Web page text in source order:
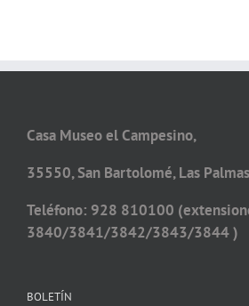
Casa Museo el Campesino,
35550, San Bartolomé, Las Palmas
Teléfono: 928 810100
3840/3841/3842/3843/3844 )
BOLETÍN